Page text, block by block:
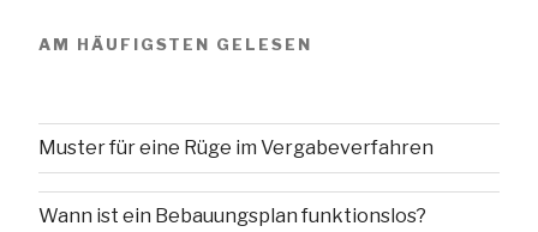
AM HÄUFIGSTEN GELESEN
Muster für eine Rüge im Vergabeverfahren
Wann ist ein Bebauungsplan funktionslos?